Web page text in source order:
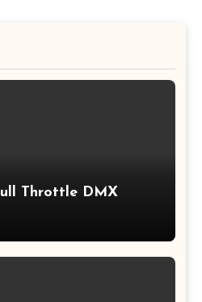
Throttle DMX